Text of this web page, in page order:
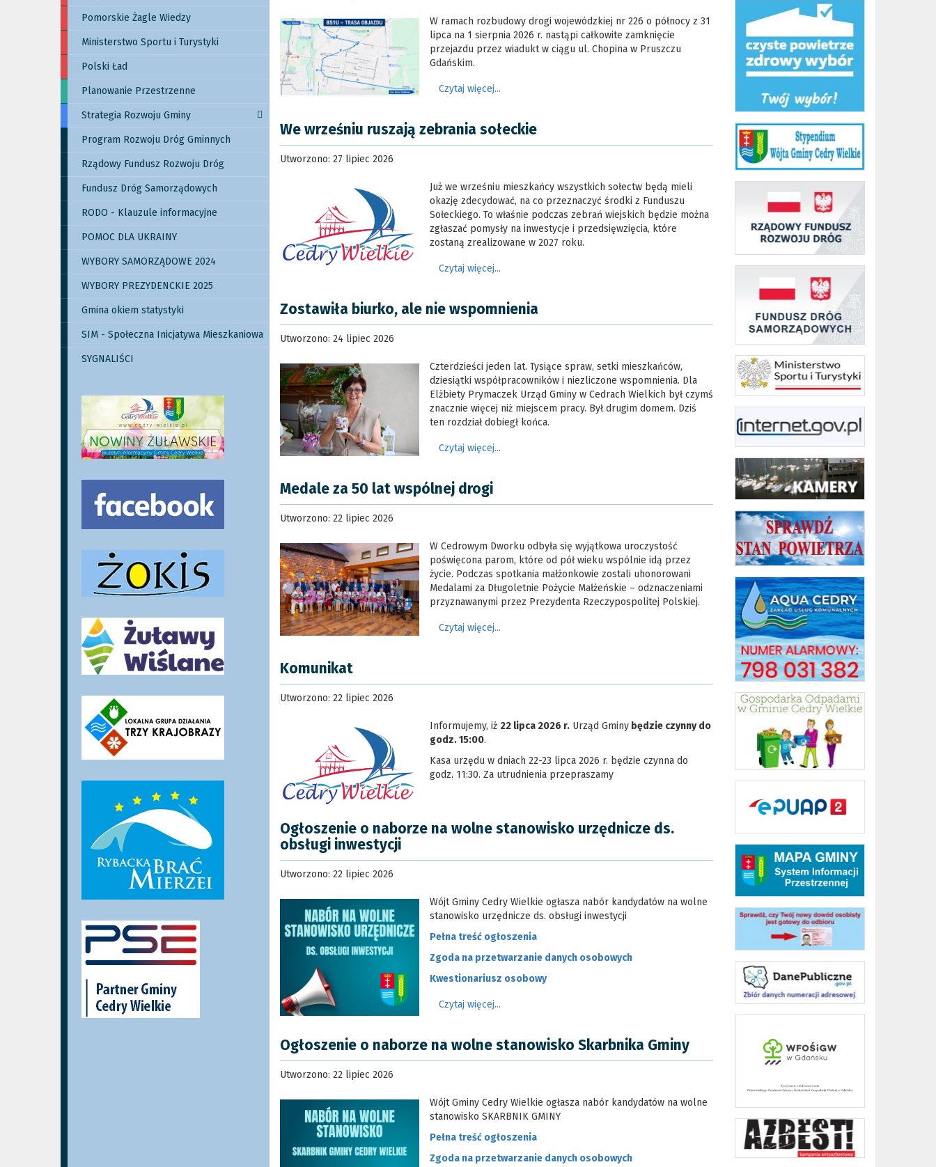
Pomorskie Żagle Wiedzy
Ministerstwo Sportu i Turystyki
Polski Ład
Planowanie Przestrzenne
Strategia Rozwoju Gminy
Program Rozwoju Dróg Gminnych
Rządowy Fundusz Rozwoju Dróg
Fundusz Dróg Samorządowych
RODO - Klauzule informacyjne
POMOC DLA UKRAINY
WYBORY SAMORZĄDOWE 2024
WYBORY PREZYDENCKIE 2025
Gmina okiem statystyki
SIM - Społeczna Inicjatywa Mieszkaniowa
SYGNALIŚCI
W ramach rozbudowy drogi wojewódzkiej nr 226 o północy z 31
lipca na 1 sierpnia 2026 r. nastąpi całkowite zamknięcie
przejazdu przez wiadukt w ciągu ul. Chopina w Pruszczu
Gdańskim.
Czytaj więcej...
We wrześniu ruszają zebrania sołeckie
Utworzono: 27 lipiec 2026
Już we wrześniu mieszkańcy wszystkich sołectw będą mieli
okazję zdecydować, na co przeznaczyć środki z Funduszu
Sołeckiego. To właśnie podczas zebrań wiejskich będzie można
zgłaszać pomysły na inwestycje i przedsięwzięcia, które
zostaną zrealizowane w 2027 roku.
Czytaj więcej...
Zostawiła biurko, ale nie wspomnienia
Utworzono: 24 lipiec 2026
Czterdzieści jeden lat. Tysiące spraw, setki mieszkańców,
dziesiątki współpracowników i niezliczone wspomnienia. Dla
Elżbiety Prymaczek Urząd Gminy w Cedrach Wielkich był czymś
znacznie więcej niż miejscem pracy. Był drugim domem. Dziś
ten rozdział dobiegł końca.
Czytaj więcej...
Medale za 50 lat wspólnej drogi
Utworzono: 22 lipiec 2026
W Cedrowym Dworku odbyła się wyjątkowa uroczystość
poświęcona parom, które od pół wieku wspólnie idą przez
życie. Podczas spotkania małżonkowie zostali uhonorowani
Medalami za Długoletnie Pożycie Małżeńskie – odznaczeniami
przyznawanymi przez Prezydenta Rzeczypospolitej Polskiej.
Czytaj więcej...
Komunikat
Utworzono: 22 lipiec 2026
Informujemy, iż 22 lipca 2026 r. Urząd Gminy będzie czynny do
godz. 15:00.
Kasa urzędu w dniach 22-23 lipca 2026 r. będzie czynna do
godz. 11:30. Za utrudnienia przepraszamy
Ogłoszenie o naborze na wolne stanowisko urzędnicze ds.
obsługi inwestycji
Utworzono: 22 lipiec 2026
Wójt Gminy Cedry Wielkie ogłasza nabór kandydatów na wolne
stanowisko urzędnicze ds. obsługi inwestycji
Pełna treść ogłoszenia
Zgoda na przetwarzanie danych osobowych
Kwestionariusz osobowy
Czytaj więcej...
Ogłoszenie o naborze na wolne stanowisko Skarbnika Gminy
Utworzono: 22 lipiec 2026
Wójt Gminy Cedry Wielkie ogłasza nabór kandydatów na wolne
stanowisko SKARBNIK GMINY
Pełna treść ogłoszenia
Zgoda na przetwarzanie danych osobowych